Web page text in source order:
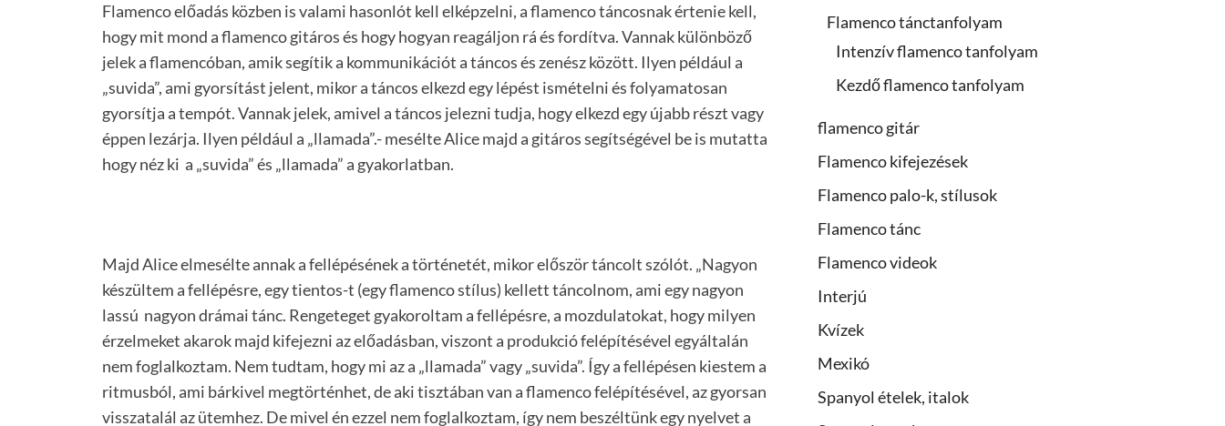
Flamenco előadás közben is valami hasonlót kell elképzelni, a flamenco táncosnak értenie kell,
hogy mit mond a flamenco gitáros és hogy hogyan reagáljon rá és fordítva. Vannak különböző
jelek a flamencóban, amik segítik a kommunikációt a táncos és zenész között. Ilyen például a
„suvida”, ami gyorsítást jelent, mikor a táncos elkezd egy lépést ismételni és folyamatosan
gyorsítja a tempót. Vannak jelek, amivel a táncos jelezni tudja, hogy elkezd egy újabb részt vagy
éppen lezárja. Ilyen például a „llamada”.- mesélte Alice majd a gitáros segítségével be is mutatta
hogy néz ki a „suvida” és „llamada” a gyakorlatban.
Majd Alice elmesélte annak a fellépésének a történetét, mikor először táncolt szólót. „Nagyon
készültem a fellépésre, egy tientos-t (egy flamenco stílus) kellett táncolnom, ami egy nagyon
lassú nagyon drámai tánc. Rengeteget gyakoroltam a fellépésre, a mozdulatokat, hogy milyen
érzelmeket akarok majd kifejezni az előadásban, viszont a produkció felépítésével egyáltalán
nem foglalkoztam. Nem tudtam, hogy mi az a „llamada” vagy „suvida”. Így a fellépésen kiestem a
ritmusból, ami bárkivel megtörténhet, de aki tisztában van a flamenco felépítésével, az gyorsan
visszatalál az ütemhez. De mivel én ezzel nem foglalkoztam, így nem beszéltünk egy nyelvet a
Flamenco tánctanfolyam
Intenzív flamenco tanfolyam
Kezdő flamenco tanfolyam
flamenco gitár
Flamenco kifejezések
Flamenco palo-k, stílusok
Flamenco tánc
Flamenco videok
Interjú
Kvízek
Mexikó
Spanyol ételek, italok